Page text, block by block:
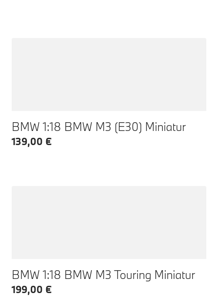
BMW 1:18 BMW M3 (E30) Miniatur
139,00 €
BMW 1:18 BMW M3 Touring Miniatur
199,00 €